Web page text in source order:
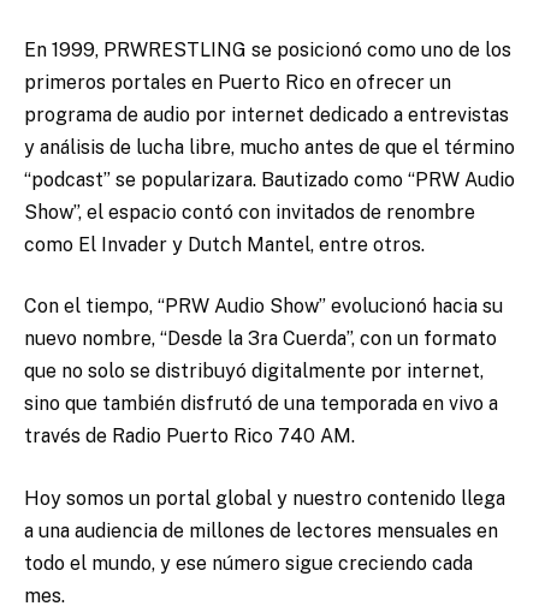
En 1999, PRWRESTLING se posicionó como uno de los
primeros portales en Puerto Rico en ofrecer un
programa de audio por internet dedicado a entrevistas
y análisis de lucha libre, mucho antes de que el término
“podcast” se popularizara. Bautizado como “PRW Audio
Show”, el espacio contó con invitados de renombre
como El Invader y Dutch Mantel, entre otros.
Con el tiempo, “PRW Audio Show” evolucionó hacia su
nuevo nombre, “Desde la 3ra Cuerda”, con un formato
que no solo se distribuyó digitalmente por internet,
sino que también disfrutó de una temporada en vivo a
través de Radio Puerto Rico 740 AM.
Hoy somos un portal global y nuestro contenido llega
a una audiencia de millones de lectores mensuales en
todo el mundo, y ese número sigue creciendo cada
mes.